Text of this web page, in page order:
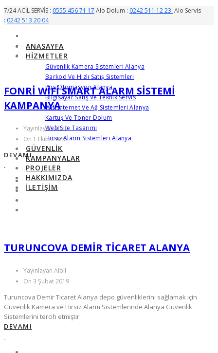
7/24 ACİL SERVİS : 0555 456 71 17 Alo Dolum : 0242 511 12 23 Alo Servis
: 0242 513 20 04
ANASAYFA
HIZMETLER
Güvenlik Kamera Sistemleri Alanya
Barkod Ve Hızlı Satış Sistemleri
Pos Otomasyon Alanya
Bilgisayar Satış Ve Teknik Servis
Wifi Internet Ve Ağ Sistemleri Alanya
Kartuş Ve Toner Dolum
Web Site Tasarımı
Hırsız Alarm Sistemleri Alanya
GÜVENLIK
KAMPANYALAR
PROJELER
HAKKIMIZDA
İLETIŞIM
FONRI WIFI SMART ALARM SISTEMI
KAMPANYA
Yayınlayan Albil
On 1 Ekim 2025
DEVAMI
TURUNCOVA DEMIR TICARET ALANYA
Yayınlayan Albil
On 3 Şubat 2019
Turuncova Demir Ticaret Alanya depo güvenliklerini sağlamak için
Güvenlik Kamera ve Hırsız Alarm Sistemlerinde Alanya Güvenlik
Sistemlerini tercih etmiştir.
DEVAMI